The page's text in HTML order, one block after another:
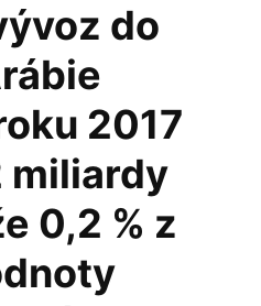
do
2017
miliardy
0,2 % z